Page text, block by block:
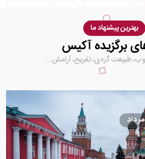
بهترین پیشنهاد ما
برگزیده آکیس
طبیعت گردی، تفریح، آرامش...